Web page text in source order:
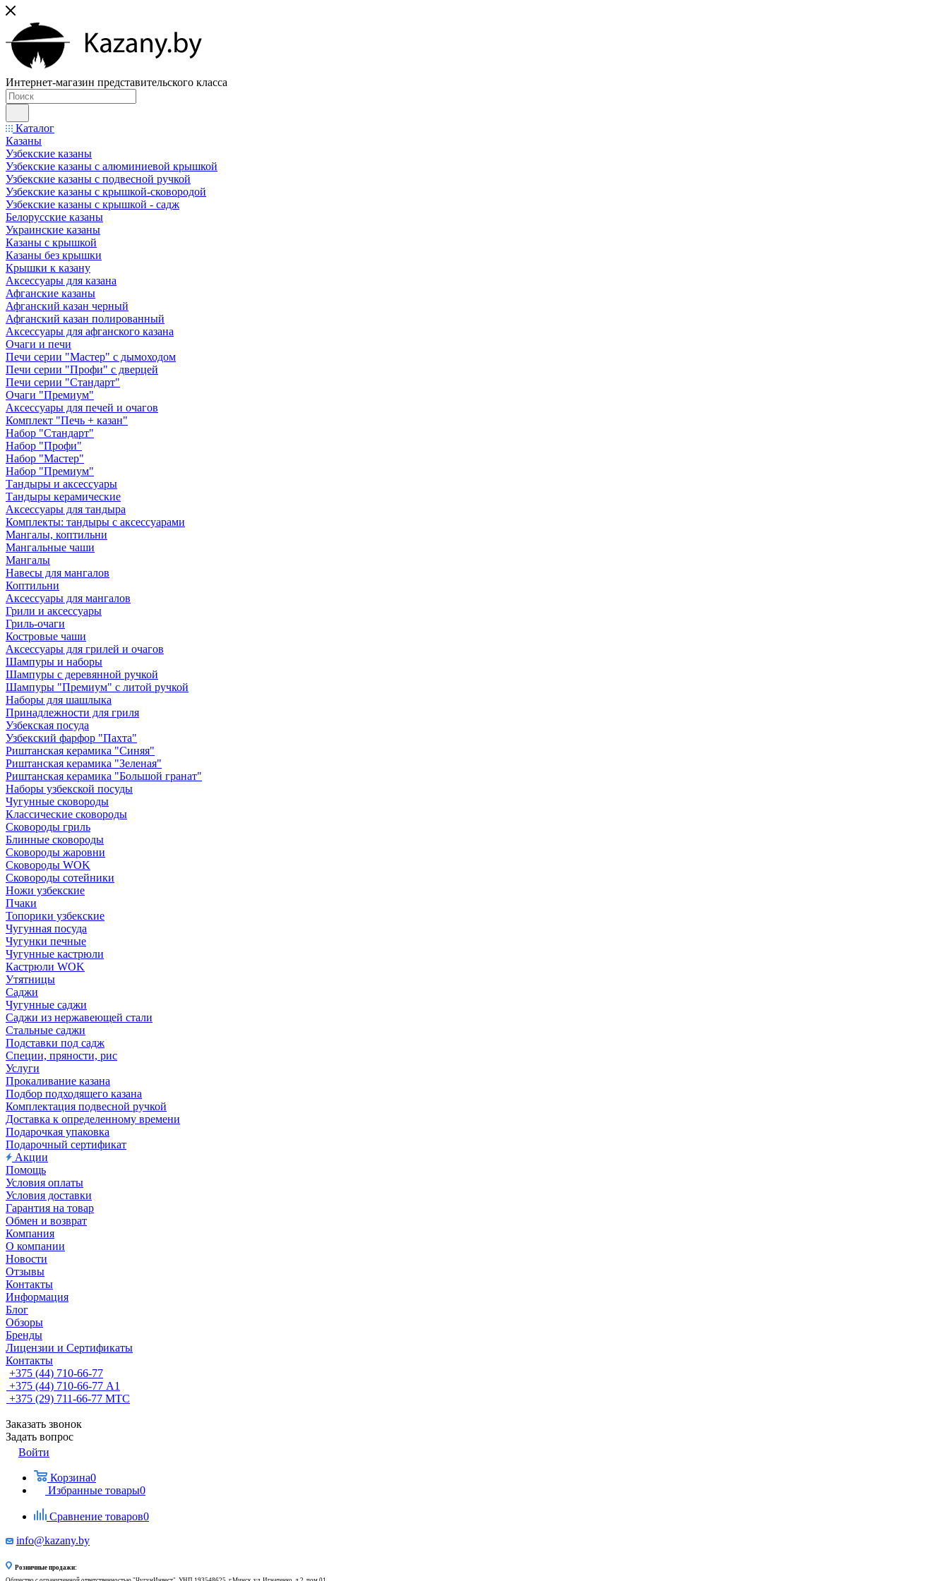
Интернет-магазин представительского класса
Каталог
Казаны
Узбекские казаны
Узбекские казаны с алюминиевой крышкой
Узбекские казаны с подвесной ручкой
Узбекские казаны с крышкой-сковородой
Узбекские казаны с крышкой - садж
Белорусские казаны
Украинские казаны
Казаны с крышкой
Казаны без крышки
Крышки к казану
Аксессуары для казана
Афганские казаны
Афганский казан черный
Афганский казан полированный
Аксессуары для афганского казана
Очаги и печи
Печи серии "Мастер" с дымоходом
Печи серии "Профи" с дверцей
Печи серии "Стандарт"
Очаги "Премиум"
Аксессуары для печей и очагов
Комплект "Печь + казан"
Набор "Стандарт"
Набор "Профи"
Набор "Мастер"
Набор "Премиум"
Тандыры и аксессуары
Тандыры керамические
Аксессуары для тандыра
Комплекты: тандыры с аксессуарами
Мангалы, коптильни
Мангальные чаши
Мангалы
Навесы для мангалов
Коптильни
Аксессуары для мангалов
Грили и аксессуары
Гриль-очаги
Костровые чаши
Аксессуары для грилей и очагов
Шампуры и наборы
Шампуры с деревянной ручкой
Шампуры "Премиум" с литой ручкой
Наборы для шашлыка
Принадлежности для гриля
Узбекская посуда
Узбекский фарфор "Пахта"
Риштанская керамика "Синяя"
Риштанская керамика "Зеленая"
Риштанская керамика "Большой гранат"
Наборы узбекской посуды
Чугунные сковороды
Классические сковороды
Сковороды гриль
Блинные сковороды
Сковороды жаровни
Сковороды WOK
Сковороды сотейники
Ножи узбекские
Пчаки
Топорики узбекские
Чугунная посуда
Чугунки печные
Чугунные кастрюли
Кастрюли WOK
Утятницы
Саджи
Чугунные саджи
Саджи из нержавеющей стали
Стальные саджи
Подставки под садж
Специи, пряности, рис
Услуги
Прокаливание казана
Подбор подходящего казана
Комплектация подвесной ручкой
Доставка к определенному времени
Подарочкая упаковка
Подарочный сертификат
Акции
Помощь
Условия оплаты
Условия доставки
Гарантия на товар
Обмен и возврат
Компания
О компании
Новости
Отзывы
Контакты
Информация
Блог
Обзоры
Бренды
Лицензии и Сертификаты
Контакты
+375 (44) 710-66-77
+375 (44) 710-66-77 А1
+375 (29) 711-66-77 МТС
Заказать звонок
Задать вопрос
Войти
Корзина0
Избранные товары0
Сравнение товаров0
info@kazany.by
Розничные продажи: